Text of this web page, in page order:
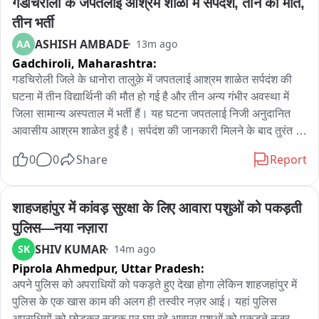
तीन भर्ती
AA ASHISH AMBADE 13m ago
Gadchiroli, Maharashtra:
गडचिरोली जिले के धानोरा तालुक़े में जपतलाई आश्रम शाळेत सर्पदंश की
घटना में तीन विद्यार्थिनी की मौत हो गई है और तीन अन्य गंभीर अवस्था में
जिला सामान्य अस्पताल में भर्ती हैं। यह घटना जपतलाई निजी अनुदानित
आवासीय आश्रम शाळेत हुई है। सर्पदंश की जानकारी मिलने के बाद तुरंत
प्रकल्प विभाग के अधिकारी और पुलिस आश्रम शाळा में पहुँच गए हैं और
एडवोकेट विश्वजीत कोवासे के परिवार से संबंध होने की बात सामने आई है।
0 0 Share Report
शाहजहांपुर में कांवड़ सुरक्षा के लिए आवारा पशुओं को पकड़ती
पुलिस—नया नज़ारा
SK SHIV KUMAR 14m ago
Piprola Ahmedpur, Uttar Pradesh:
अपने पुलिस को अपराधियों को पकड़ते हुए देखा होगा लेकिन शाहजहांपुर में
पुलिस के एक खास काम की अलग ही तस्वीर नज़र आई। यहां पुलिस